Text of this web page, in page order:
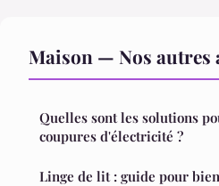
Maison — Nos autres
Quelles sont les solutions
coupures d'électricité ?
Linge de lit : guide pour